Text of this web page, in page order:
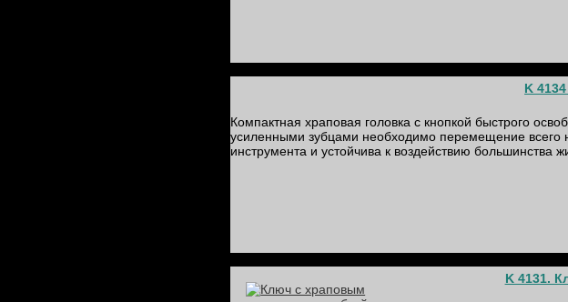
K
Компактная храповая головка с кнопкой быстрого
усиленными зубцами необходимо перемещение всего
инструмента и устойчива к воздействию большинства
K 4131.